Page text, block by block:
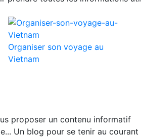
Organiser son voyage au
Vietnam
proposer un contenu informatif
Un blog pour se tenir au courant